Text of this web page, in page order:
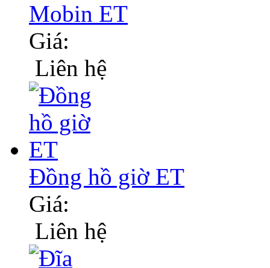
Mobin ET
Giá:
Liên hệ
Đồng hồ giờ ET
Giá:
Liên hệ